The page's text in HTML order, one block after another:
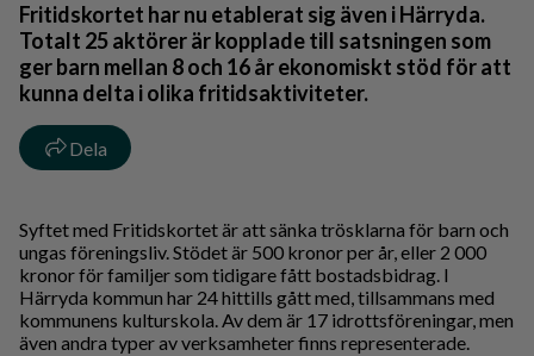
Fritidskortet har nu etablerat sig även i Härryda.
Totalt 25 aktörer är kopplade till satsningen som
ger barn mellan 8 och 16 år ekonomiskt stöd för att
kunna delta i olika fritidsaktiviteter.
Dela
Syftet med Fritidskortet är att sänka trösklarna för barn och
ungas föreningsliv. Stödet är 500 kronor per år, eller 2 000
kronor för familjer som tidigare fått bostadsbidrag. I
Härryda kommun har 24 hittills gått med, tillsammans med
kommunens kulturskola. Av dem är 17 idrottsföreningar, men
även andra typer av verksamheter finns representerade.